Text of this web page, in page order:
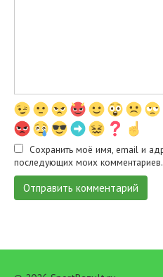
Сохранить моё имя, email и
последующих моих комментариев.